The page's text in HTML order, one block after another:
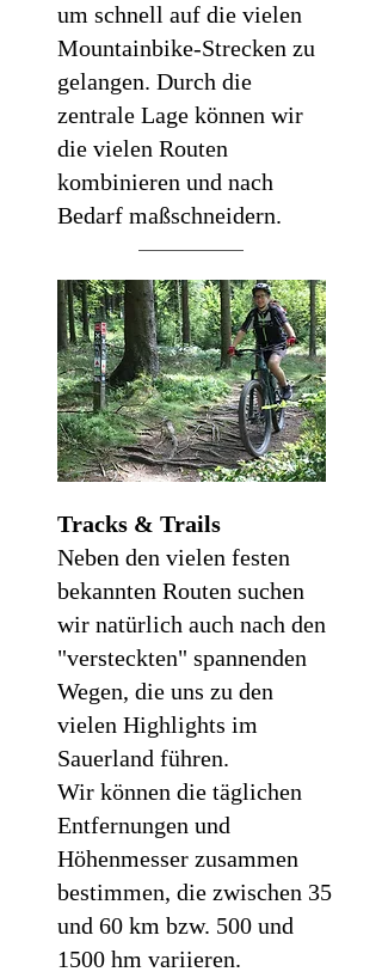
um schnell auf die vielen
Mountainbike-Strecken zu
gelangen. Durch die
zentrale Lage können wir
die vielen Routen
kombinieren und nach
Bedarf maßschneidern.
Tracks & Trails
Neben den vielen festen
bekannten Routen suchen
wir natürlich auch nach den
"versteckten" spannenden
Wegen, die uns zu den
vielen Highlights im
Sauerland führen.
Wir können die täglichen
Entfernungen und
Höhenmesser zusammen
bestimmen, die zwischen 35
und 60 km bzw. 500 und
1500 hm variieren.